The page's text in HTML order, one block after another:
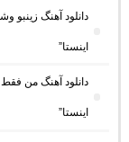
دانلود آهنگ زینبو
اینستا”
اینستا”